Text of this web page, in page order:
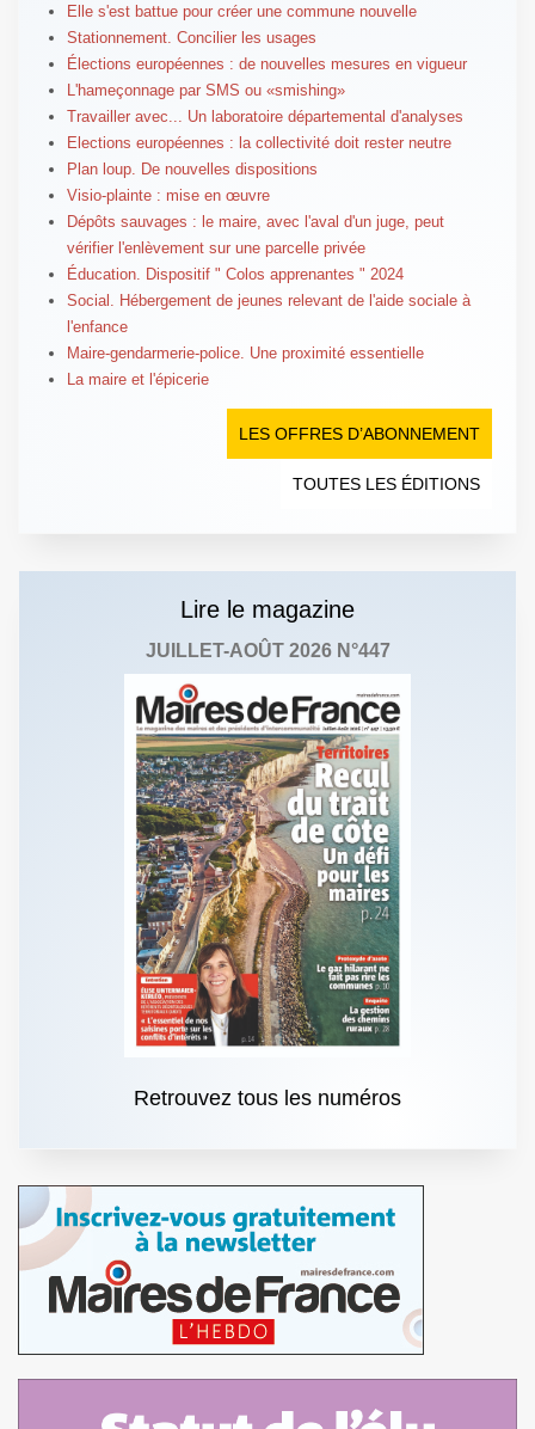
Elle s'est battue pour créer une commune nouvelle
Stationnement. Concilier les usages
Élections européennes : de nouvelles mesures en vigueur
L'hameçonnage par SMS ou «smishing»
Travailler avec... Un laboratoire départemental d'analyses
Elections européennes : la collectivité doit rester neutre
Plan loup. De nouvelles dispositions
Visio-plainte : mise en œuvre
Dépôts sauvages : le maire, avec l'aval d'un juge, peut
vérifier l'enlèvement sur une parcelle privée
Éducation. Dispositif " Colos apprenantes " 2024
Social. Hébergement de jeunes relevant de l'aide sociale à
l'enfance
Maire-gendarmerie-police. Une proximité essentielle
La maire et l'épicerie
LES OFFRES D’ABONNEMENT
TOUTES LES ÉDITIONS
Lire le magazine
JUILLET-AOÛT 2026 N°447
Retrouvez tous les numéros